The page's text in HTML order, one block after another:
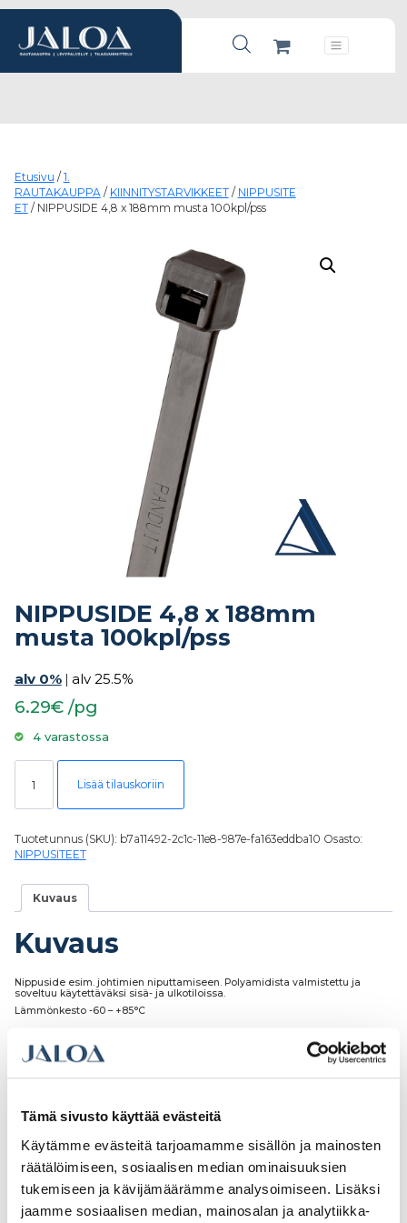
Tämä sivusto käyttää evästeitä
Käytämme evästeitä tarjoamamme sisällön ja mainosten
räätälöimiseen, sosiaalisen median ominaisuuksien
tukemiseen ja kävijämäärämme analysoimiseen. Lisäksi
jaamme sosiaalisen median, mainosalan ja analytiikka-
Products search
Päävalikko
Etusivu / 1.
RAUTAKAUPPA/ KIINNITYSTARVIKKEET/ NIPPUSITE
ET/ NIPPUSIDE 4,8 x 188mm musta 100kpl/pss
NIPPUSIDE 4,8 x 188mm
musta 100kpl/pss
alv 0% | alv 25.5%
6.29€ /pg
4 varastossa
NIPPUSIDE 4,8 x 188mm musta 100kpl/pss määrä
Lisää tilauskoriin
Tuotetunnus (SKU): b7a11492-2c1c-11e8-987e-fa163eddba10 Osasto:
NIPPUSITEET
Kuvaus
Kuvaus
Nippuside esim. johtimien niputtamiseen. Polyamidista valmistettu ja
soveltuu käytettäväksi sisä- ja ulkotiloissa.
Lämmönkesto -60 – +85°C
Tutustu myös